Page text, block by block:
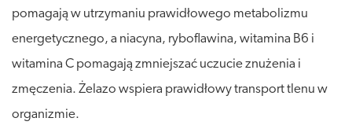
pomagają w utrzymaniu prawidłowego metabolizmu
energetycznego, a niacyna, ryboflawina, witamina B6 i
witamina C pomagają zmniejszać uczucie znużenia i
zmęczenia. Żelazo wspiera prawidłowy transport tlenu w
organizmie.